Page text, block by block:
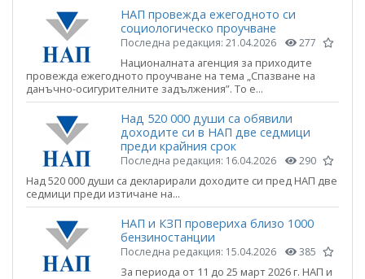
НАП провежда ежегодното си
социологическо проучване
Последна редакция: 21.04.2026 277
Националната агенция за приходите
провежда ежегодното проучване на тема „Спазване на
данъчно-осигурителните задължения”. То е...
Над 520 000 души са обявили
доходите си в НАП две седмици
преди крайния срок
Последна редакция: 16.04.2026 290
Над 520 000 души са декларирали доходите си пред НАП две
седмици преди изтичане на...
НАП и КЗП провериха близо 1000
бензиностанции
Последна редакция: 15.04.2026 385
За периода от 11 до 25 март 2026 г. НАП и